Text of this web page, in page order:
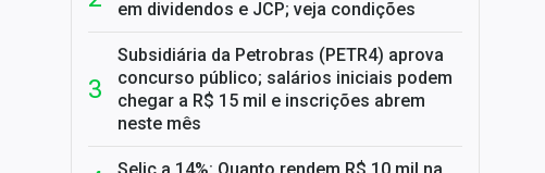
em dividendos e JCP; veja condições
Subsidiária da Petrobras (PETR4) aprova
concurso público; salários iniciais podem
chegar a R$ 15 mil e inscrições abrem
neste mês